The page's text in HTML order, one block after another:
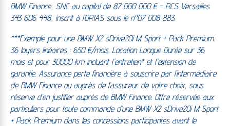
BMW Finance, SNC au capital de 87 000 000 € - RCS Versailles
343 606 448, inscrit à l’ORIAS sous le n°07 008 883.
***Exemple pour une BMW X2 sDrive20i M Sport + Pack Premium.
36 loyers linéaires : 650 €/mois. Location Longue Durée sur 36
mois et pour 30000 km incluant l'entretien* et l'extension de
garantie. Assurance perte financière à souscrire par l’intermédiaire
de BMW Finance ou auprès de l’assureur de votre choix, sous
réserve d’en justifier auprès de BMW Finance. Offre réservée aux
particuliers pour toute commande d’une BMW X2 sDrive20i M Sport
+ Pack Premium dans les concessions participantes avant le